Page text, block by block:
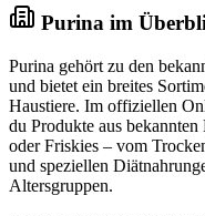
Purina im
Purina gehört zu den
und bietet ein breites
Haustiere. Im offiziellen
du Produkte aus
oder Friskies – vom
und speziellen
Altersgruppen.